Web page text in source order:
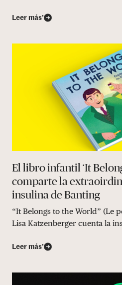
Leer más’
El libro infantil ‘It
comparte la
insulina de Banting
“It Belongs to the World” (Le
Lisa Katzenberger cuenta la
Leer más’